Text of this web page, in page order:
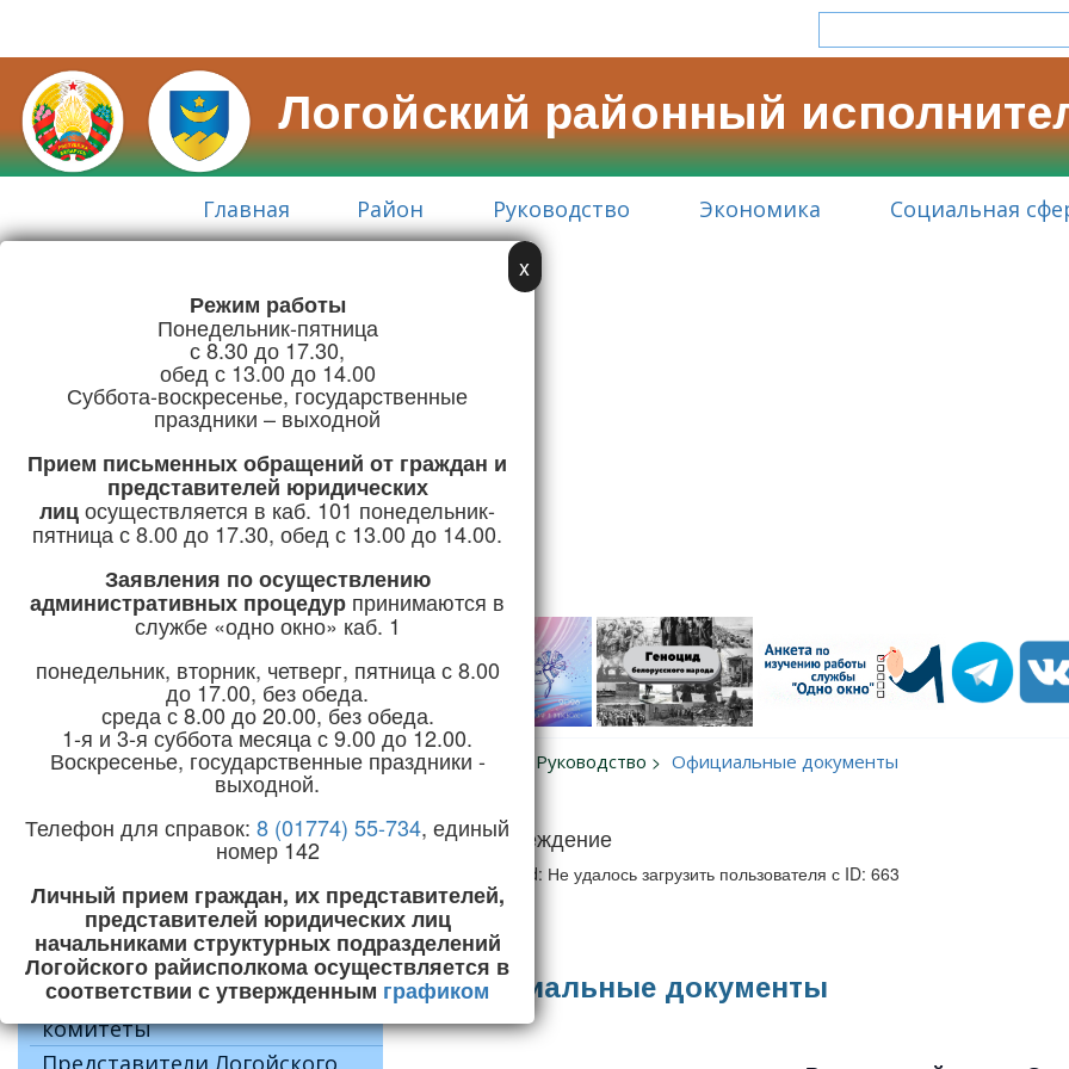
Логойский районный
Главная Район Руководство Экономика Социальная
Адрес:
г. Логойск, ул. Советская, 15
Телефон/Факс:
+375 (1774) 5-51-41
Режим работы
x
Режим работы
Понедельник-пятница
с 8.30 до 17.30,
обед с 13.00 до 14.00
Суббота-воскресенье, государственные
праздники – выходной
Прием письменных обращений от граждан и
представителей юридических
лицосуществляется в каб. 101 понедельник-
пятница с 8.00 до 17.30, обед с 13.00 до 14.00.
Заявления по осуществлению
административных процедур принимаются в
службе «одно окно» каб. 1
понедельник, вторник, четверг, пятница с 8.00
до 17.00, без обеда.
среда с 8.00 до 20.00, без обеда.
1-я и 3-я суббота месяца с 9.00 до 12.00.
Воскресенье, государственные праздники -
выходной.
Телефон для справок: 8 (01774) 55-734, единый
номер 142
Личный прием граждан, их представителей,
представителей юридических лиц
начальниками структурных подразделений
Логойского райисполкома осуществляется в
соответствии с утвержденным графиком
Горячая линия:
+375 (1774) 5-24-04
e-mail:priemnaya@logoysk.gov.by
Главная
Руководство
Районный исполнительный
комитет
Управления и отделы
райисполкома
Районный Совет депутатов
Сельские исполнительные
комитеты
Представители Логойского
Главная Руководство Официальные документы
Предупреждение
JUser: :_load: Не удалось загрузить пользователя с ID: 663
Официальные документы